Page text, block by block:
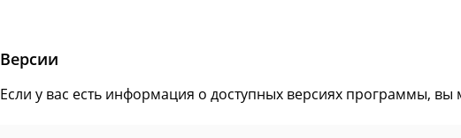
Версии
Если у вас есть информация о доступных версиях программы,